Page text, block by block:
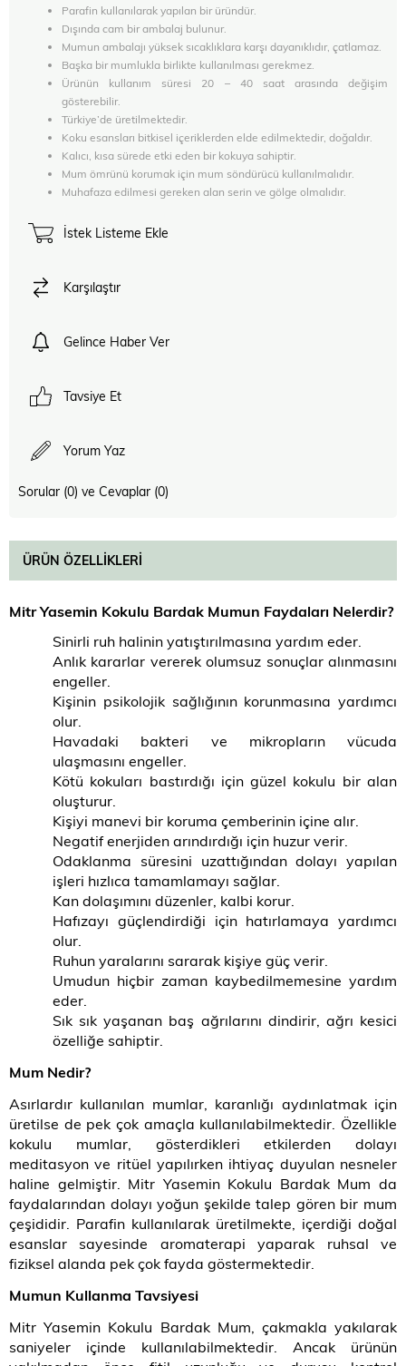
Parafin kullanılarak yapılan bir üründür.
Dışında cam bir ambalaj bulunur.
Mumun ambalajı yüksek sıcaklıklara karşı dayanıklıdır, çatlamaz.
Başka bir mumlukla birlikte kullanılması gerekmez.
Ürünün kullanım süresi 20 – 40 saat arasında değişim
gösterebilir.
Türkiye’de üretilmektedir.
Koku esansları bitkisel içeriklerden elde edilmektedir, doğaldır.
Kalıcı, kısa sürede etki eden bir kokuya sahiptir.
Mum ömrünü korumak için mum söndürücü kullanılmalıdır.
Muhafaza edilmesi gereken alan serin ve gölge olmalıdır.
İstek Listeme Ekle
Karşılaştır
Gelince Haber Ver
Tavsiye Et
Yorum Yaz
Sorular (0) ve Cevaplar (0)
ÜRÜN ÖZELLIKLERI
Mitr Yasemin Kokulu Bardak Mumun Faydaları Nelerdir?
Sinirli ruh halinin yatıştırılmasına yardım eder.
Anlık kararlar vererek olumsuz sonuçlar alınmasını
engeller.
Kişinin psikolojik sağlığının korunmasına yardımcı
olur.
Havadaki bakteri ve mikropların vücuda
ulaşmasını engeller.
Kötü kokuları bastırdığı için güzel kokulu bir alan
oluşturur.
Kişiyi manevi bir koruma çemberinin içine alır.
Negatif enerjiden arındırdığı için huzur verir.
Odaklanma süresini uzattığından dolayı yapılan
işleri hızlıca tamamlamayı sağlar.
Kan dolaşımını düzenler, kalbi korur.
Hafızayı güçlendirdiği için hatırlamaya yardımcı
olur.
Ruhun yaralarını sararak kişiye güç verir.
Umudun hiçbir zaman kaybedilmemesine yardım
eder.
Sık sık yaşanan baş ağrılarını dindirir, ağrı kesici
özelliğe sahiptir.
Mum Nedir?
Asırlardır kullanılan mumlar, karanlığı aydınlatmak için
üretilse de pek çok amaçla kullanılabilmektedir. Özellikle
kokulu mumlar, gösterdikleri etkilerden dolayı
meditasyon ve ritüel yapılırken ihtiyaç duyulan nesneler
haline gelmiştir. Mitr Yasemin Kokulu Bardak Mum da
faydalarından dolayı yoğun şekilde talep gören bir mum
çeşididir. Parafin kullanılarak üretilmekte, içerdiği doğal
esanslar sayesinde aromaterapi yaparak ruhsal ve
fiziksel alanda pek çok fayda göstermektedir.
Mumun Kullanma Tavsiyesi
Mitr Yasemin Kokulu Bardak Mum, çakmakla yakılarak
saniyeler içinde kullanılabilmektedir. Ancak ürünün